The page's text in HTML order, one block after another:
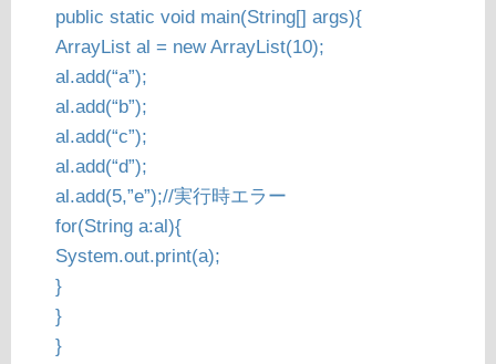
public static void main(String[] args){
ArrayList al = new ArrayList(10);
al.add(“a”);
al.add(“b”);
al.add(“c”);
al.add(“d”);
al.add(5,”e”);//実行時エラー
for(String a:al){
System.out.print(a);
}
}
}